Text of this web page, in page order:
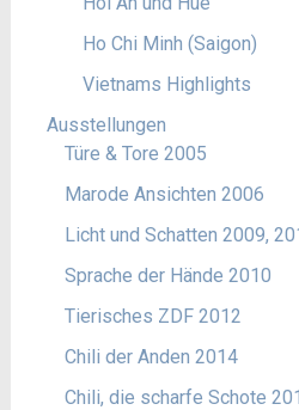
Ho Chi Minh (Saigon)
Vietnams Highlights
Ausstellungen
Türe & Tore 2005
Marode Ansichten 2006
Licht und Schatten 2009,
Sprache der Hände 2010
Tierisches ZDF 2012
Chili der Anden 2014
Chili, die scharfe Schote